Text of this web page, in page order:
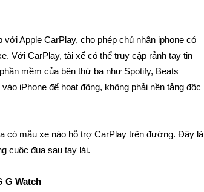
Apple CarPlay, cho phép chủ nhân iphone có
Với CarPlay, tài xế có thể truy cập rảnh tay tin
mềm của bên thứ ba như Spotify, Beats
iPhone để hoạt động, không phải nền tảng độc
có mẫu xe nào hỗ trợ CarPlay trên đường. Đây là
cuộc đua sau tay lái.
G Watch